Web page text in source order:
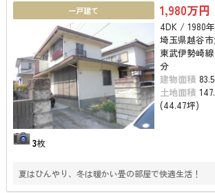
一戸建て
3枚
1,980万円
4DK / 1980年
埼玉県越谷
東武伊勢崎
分
建物面積
土地面積
(44.47坪)
夏はひんやり、冬は暖かい畳の部屋で快適生活！